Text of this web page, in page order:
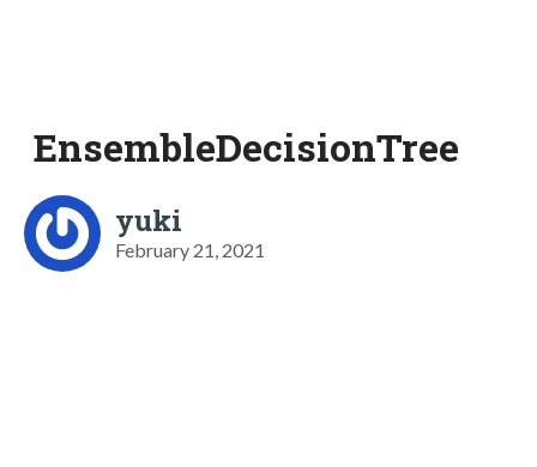
EnsembleDecisionTree
yuki
February 21, 2021